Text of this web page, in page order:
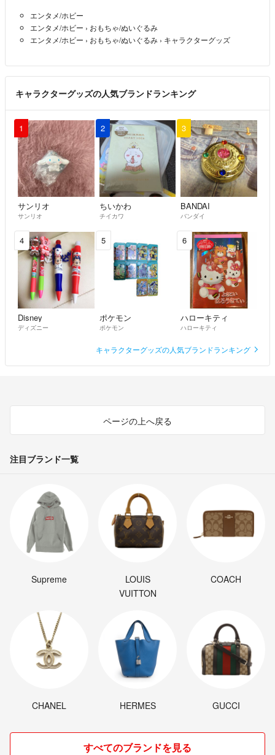
エンタメ/ホビー
エンタメ/ホビー › おもちゃ/ぬいぐるみ
エンタメ/ホビー › おもちゃ/ぬいぐるみ › キャラクターグッズ
キャラクターグッズの人気ブランドランキング
1
サンリオ
サンリオ
2
ちいかわ
チイカワ
3
BANDAI
バンダイ
4
Disney
ディズニー
5
ポケモン
ポケモン
6
ハローキティ
ハローキティ
キャラクターグッズの人気ブランドランキング
ページの上へ戻る
注目ブランド一覧
Supreme
LOUIS
VUITTON
COACH
CHANEL HERMES GUCCI
すべてのブランドを見る